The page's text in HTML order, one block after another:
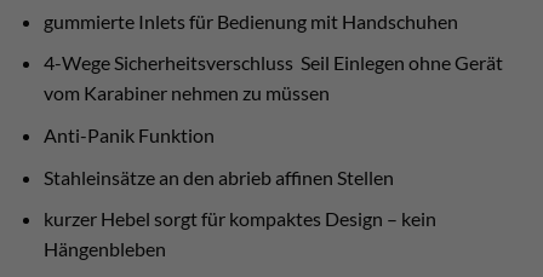
gummierte Inlets für Bedienung mit Handschuhen
4-Wege Sicherheitsverschluss Seil Einlegen ohne Gerät
vom Karabiner nehmen zu müssen
Anti-Panik Funktion
Stahleinsätze an den abrieb affinen Stellen
kurzer Hebel sorgt für kompaktes Design – kein
Hängenbleben